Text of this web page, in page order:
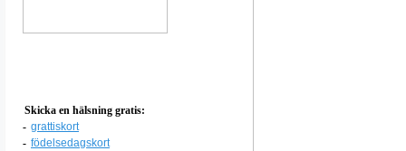
Skicka en hälsning gratis:
- grattiskort
- födelsedagskort